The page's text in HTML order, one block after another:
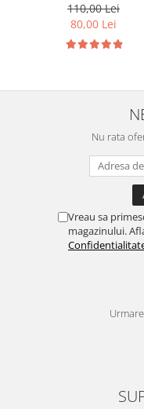
110,00 Lei
80,00 Lei
Nu rata
Vreau sa
magazinului.